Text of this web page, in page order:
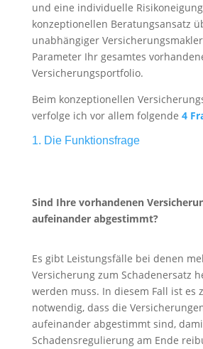
und eine individuelle
konzeptionellen Beratungsansatz
unabhängiger
Parameter Ihr gesamtes
Versicherungsportfolio.
Beim konzeptionellen
verfolge ich vor allem folgende 4
1. Die Funktionsfrage
Sind Ihre vorhandenen
aufeinander abgestimmt?
Es gibt Leistungsfälle bei denen
Versicherung zum Schadenersatz
werden muss. In diesem Fall ist es
notwendig, dass die
aufeinander abgestimmt sind,
Schadensregulierung am Ende